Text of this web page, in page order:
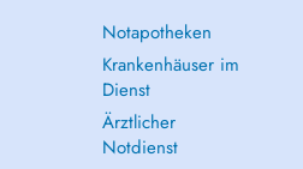
Notapotheken
Krankenhäuser im
Dienst
Ärztlicher
Notdienst